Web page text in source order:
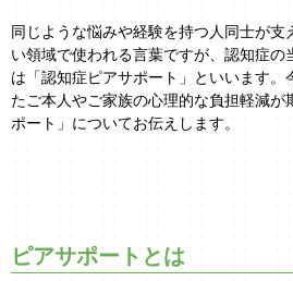
同じような悩みや経験を持つ人同士が支
い領域で使われる言葉ですが、認知症の
は「認知症ピアサポート」といいます。
たご本人やご家族の心理的な負担軽減が
ポート」についてお伝えします。
ピアサポートとは